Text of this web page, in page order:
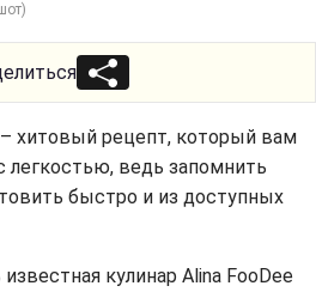
хитовый рецепт, который вам
легкостью, ведь запомнить
быстро и из доступных
кулинар Alina FooDee